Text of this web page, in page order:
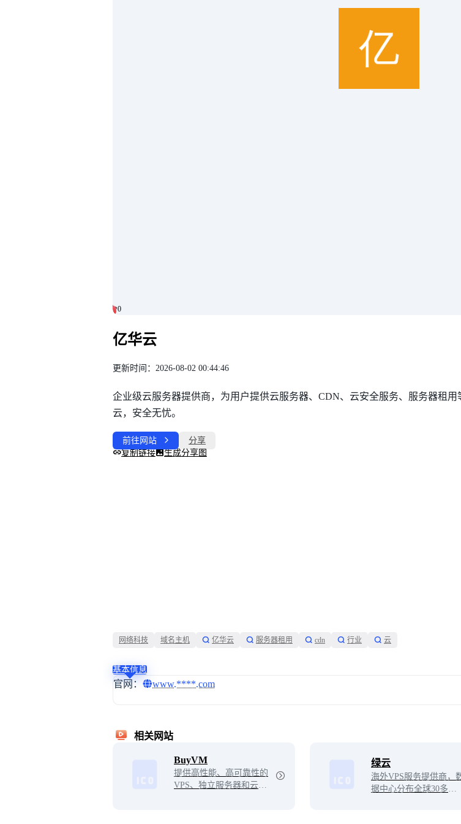
0
0
亿华云
更新时间：2026-08-02 00:44:46
企业级云服务器提供商，为用户提供云服务器、CDN、云安全服务、服务器租
云，安全无忧。
前往网站
分享
复制链接
生成分享图
网络科技 域名主机 亿华云 服务器租用 cdn 行业 云
基本信息
官网： www.****.com
相关网站
BuyVM
提供高性能、高可靠性的
VPS、独立服务器和云托
绿云
海外VPS服务提供商，
据中心分布全球30多个地